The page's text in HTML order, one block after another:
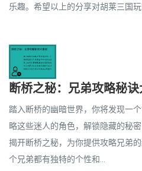
乐趣。希望以上的分享对胡莱三国玩
断桥之秘：兄弟攻略秘
踏入断桥的幽暗世界，你将发现一
略这些迷人的角色，解锁隐藏的秘
揭开断桥之秘，为你提供攻略兄弟
个兄弟都有独特的个性和...